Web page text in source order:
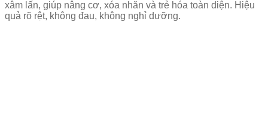
xâm lấn, giúp nâng cơ, xóa nhăn và trẻ hóa toàn diện. Hiệu
quả rõ rệt, không đau, không nghỉ dưỡng.